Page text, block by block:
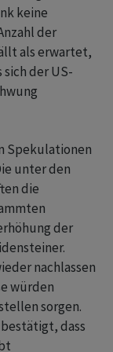
keine
der
als erwartet,
der US-
Spekulationen
unter den
die
der
nachlassen
würden
sorgen.
bestätigt, dass